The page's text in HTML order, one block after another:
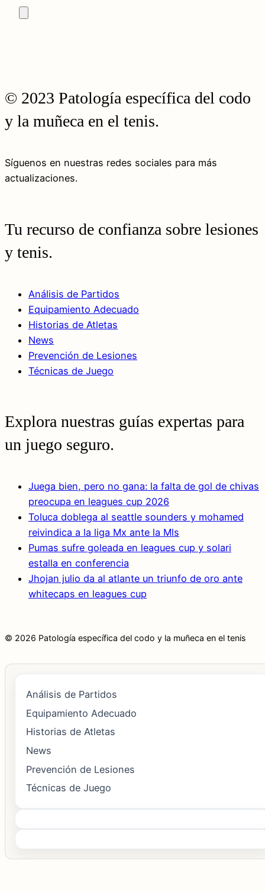
© 2023 Patología específica del codo
y la muñeca en el tenis.
Síguenos en nuestras redes sociales para más
actualizaciones.
Tu recurso de confianza sobre lesiones
y tenis.
Análisis de Partidos
Equipamiento Adecuado
Historias de Atletas
News
Prevención de Lesiones
Técnicas de Juego
Explora nuestras guías expertas para
un juego seguro.
Juega bien, pero no gana: la falta de gol de chivas
preocupa en leagues cup 2026
Toluca doblega al seattle sounders y mohamed
reivindica a la liga Mx ante la Mls
Pumas sufre goleada en leagues cup y solari
estalla en conferencia
Jhojan julio da al atlante un triunfo de oro ante
whitecaps en leagues cup
© 2026 Patología específica del codo y la muñeca en el tenis
Análisis de Partidos
Equipamiento Adecuado
Historias de Atletas
News
Prevención de Lesiones
Técnicas de Juego